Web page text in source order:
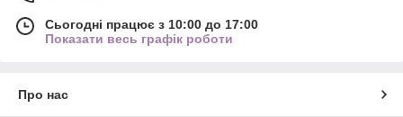
Сьогодні працює з 10:00 до 17:00
Показати весь графік роботи
Про нас